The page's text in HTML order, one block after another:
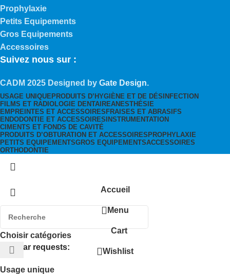
Prophylaxie
Petits Equipements
Gros Equipements
Accessoires
Suivez nous sur :
CADM 2025 Designed by Gate Design.
USAGE UNIQUEPRODUITS D’HYGIÈNE ET DE DÉSINFECTION
FILMS ET RADIOLOGIE DENTAIREANESTHÉSIE
EMPREINTES ET ACCESSOIRESFRAISES ET ABRASIFS
ENDODONTIE ET ACCESSOIRESINSTRUMENTATION
CIMENTS ET FONDS DE CAVITÉ
PRODUITS D’OBTURATION ET ACCESSOIRESPROPHYLAXIE
PETITS EQUIPEMENTSGROS EQUIPEMENTSACCESSOIRES
ORTHODONTIE
Choisir catégories
Popular requests:
Usage unique
Accueil
Menu
Cart
Wishlist